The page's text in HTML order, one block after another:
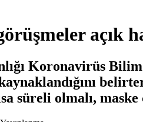
açık
Koronavirüs
süreli olmalı, maske